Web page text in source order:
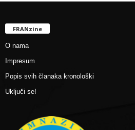
FRANzine
O nama
Impresum
Popis svih članaka kronološki
Uključi se!